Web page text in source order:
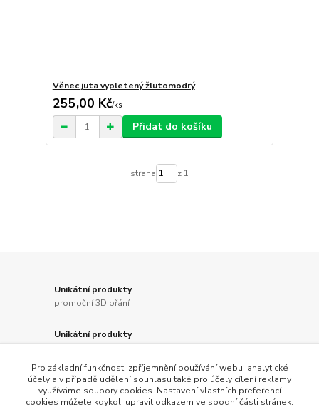
Věnec juta vypletený žlutomodrý
255,00 Kč/ks
Přidat do košíku
strana z 1
Unikátní produkty
promoční 3D přání
Unikátní produkty
Unikátní produkty
pro majitele nejen českých strakatých psů
Pro základní funkčnost, zpříjemnění používání webu, analytické
účely a v případě udělení souhlasu také pro účely cílení reklamy
využíváme soubory cookies. Nastavení vlastních preferencí
cookies můžete kdykoli upravit odkazem ve spodní části stránek.